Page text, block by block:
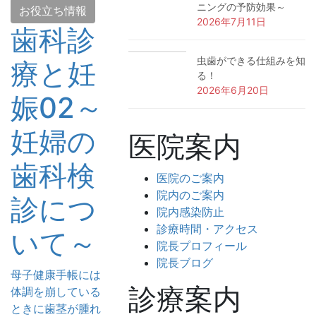
お役立ち情報
歯科診
療と妊
娠02～
妊婦の
歯科検
診につ
いて～
母子健康手帳には
体調を崩している
ときに歯茎が腫れ
ニングの予防効果～
2026年7月11日
虫歯ができる仕組みを知
る！
2026年6月20日
医院案内
医院のご案内
院内のご案内
院内感染防止
診療時間・アクセス
院長プロフィール
院長ブログ
診療案内